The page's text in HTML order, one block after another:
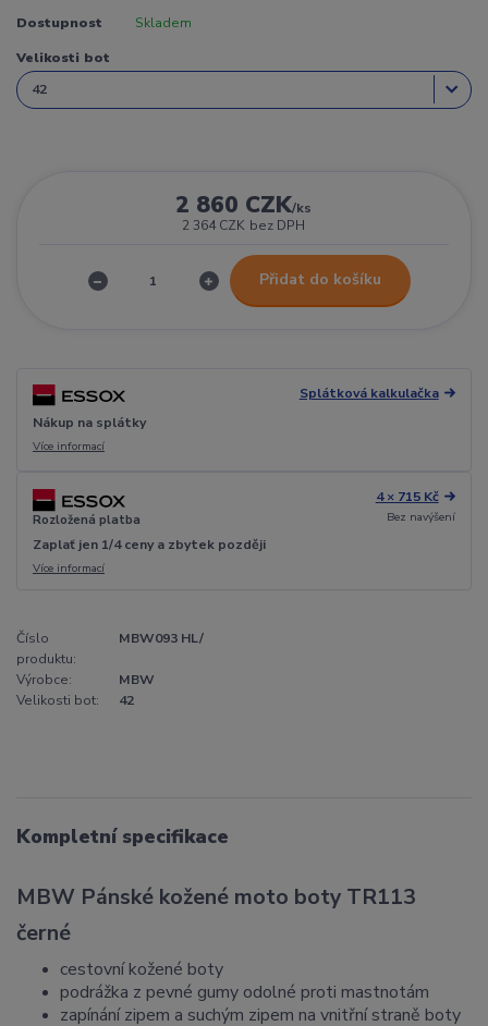
Dostupnost Skladem
Velikosti bot
2 860 CZK/ks
2 364 CZK bez DPH
Přidat do košíku
Splátková kalkulačka
Nákup na splátky
Více informací
Rozložená platba
4 × 715 Kč
Bez navýšení
Zaplať jen 1/4 ceny a zbytek později
Více informací
Číslo
produktu:
MBW093 HL/
Výrobce:
MBW
Velikosti bot:
42
Kompletní specifikace
MBW Pánské kožené moto boty TR113
černé
cestovní kožené boty
podrážka z pevné gumy odolné proti mastnotám
zapínání zipem a suchým zipem na vnitřní straně boty